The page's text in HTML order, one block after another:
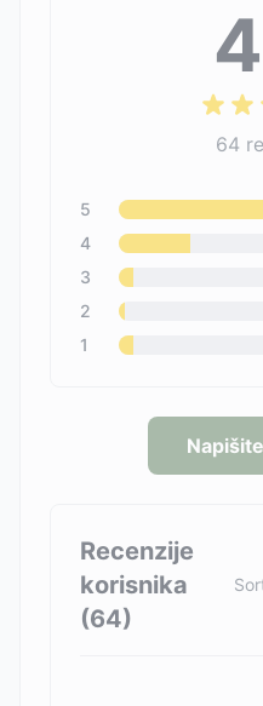
64
5
4
3
2
1
Recenzije
korisnika
(64)